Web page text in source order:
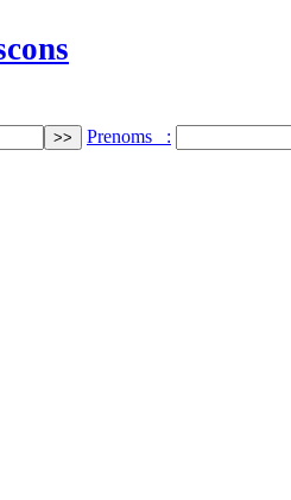
Prenoms :